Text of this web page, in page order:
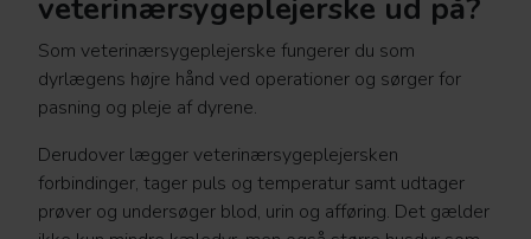
veterinærsygeplejerske ud på?
Som veterinærsygeplejerske fungerer du som
dyrlægens højre hånd ved operationer og sørger for
pasning og pleje af dyrene.
Derudover lægger veterinærsygeplejersken
forbindinger, tager puls og temperatur samt udtager
prøver og undersøger blod, urin og afføring. Det gælder